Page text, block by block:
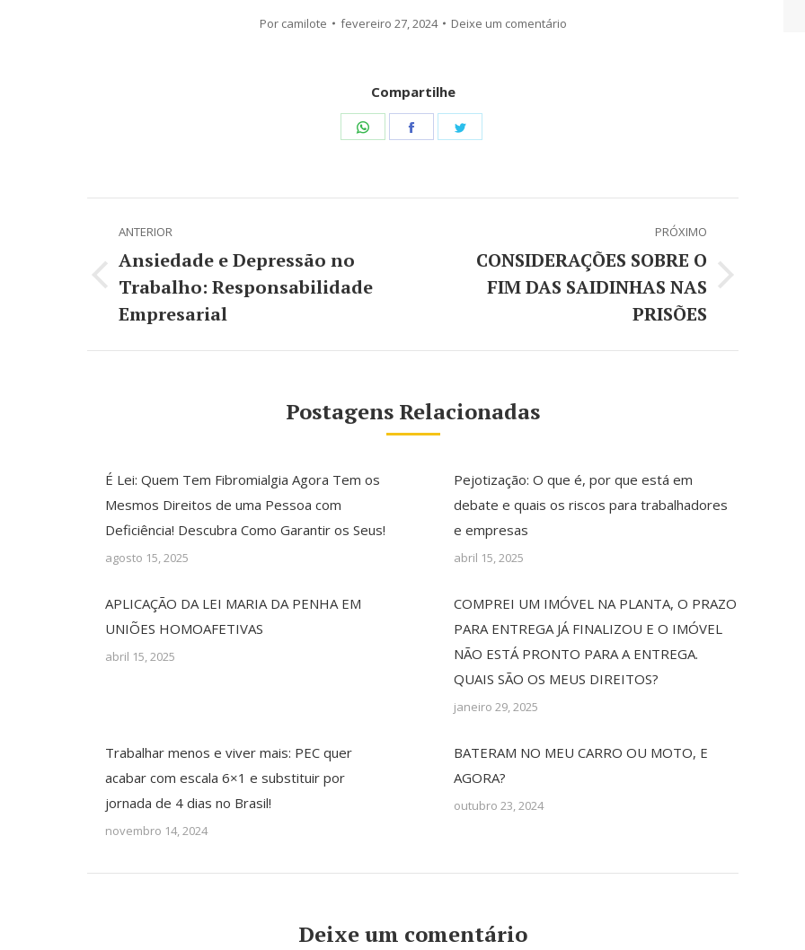
Por camilote fevereiro 27, 2024 Deixe um comentário
Compartilhe
Share
Share Share
de
post:
ANTERIOR
Post
anterior:
Ansiedade e Depressão no
Trabalho: Responsabilidade
Empresarial
PRÓXIMO
Próximo
CONSIDERAÇÕES SOBRE O
FIM DAS SAIDINHAS NAS
PRISÕES
Postagens Relacionadas
É Lei: Quem Tem Fibromialgia Agora Tem os
Mesmos Direitos de uma Pessoa com
Deficiência! Descubra Como Garantir os Seus!
agosto 15, 2025
Pejotização: O que é, por que está em
debate e quais os riscos para trabalhadores
e empresas
abril 15, 2025
APLICAÇÃO DA LEI MARIA DA PENHA EM
UNIÕES HOMOAFETIVAS
abril 15, 2025
COMPREI UM IMÓVEL NA PLANTA, O PRAZO
PARA ENTREGA JÁ FINALIZOU E O IMÓVEL
NÃO ESTÁ PRONTO PARA A ENTREGA.
QUAIS SÃO OS MEUS DIREITOS?
janeiro 29, 2025
Trabalhar menos e viver mais: PEC quer
acabar com escala 6×1 e substituir por
jornada de 4 dias no Brasil!
novembro 14, 2024
BATERAM NO MEU CARRO OU MOTO, E
AGORA?
outubro 23, 2024
Deixe um comentário